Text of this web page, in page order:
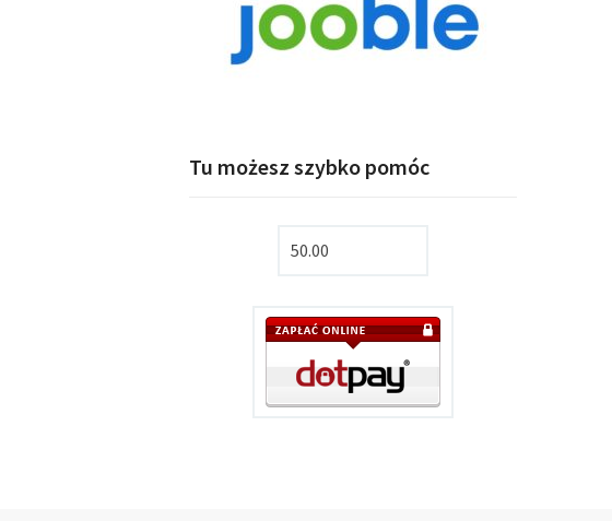
Tu możesz szybko pomóc